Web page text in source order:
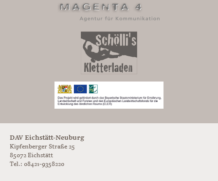
DAV Eichstätt-Neuburg
Kipfenberger Straße 25
85072 Eichstätt
Tel.: 08421-9358220